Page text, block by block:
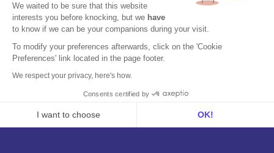
We waited to be sure that this website
interests you before knocking, but we have
to know if we can be your companions during your visit.
To modify your preferences afterwards, click on the 'Cookie
Preferences' link located in the page footer.
We respect your privacy, here's how.
Consents certified by
I want to choose OK!
Sobre nosotros
¿Quiénes somos?
Nuestro equipo
Contáctenos
Empleos